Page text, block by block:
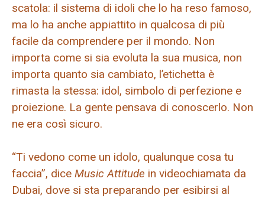
scatola: il sistema di idoli che lo ha reso famoso,
ma lo ha anche appiattito in qualcosa di più
facile da comprendere per il mondo. Non
importa come si sia evoluta la sua musica, non
importa quanto sia cambiato, l’etichetta è
rimasta la stessa: idol, simbolo di perfezione e
proiezione. La gente pensava di conoscerlo. Non
ne era così sicuro.
“Ti vedono come un idolo, qualunque cosa tu
faccia”, dice Music Attitude in videochiamata da
Dubai, dove si sta preparando per esibirsi al